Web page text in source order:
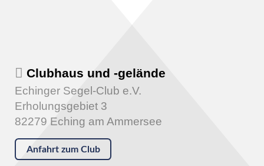
Clubhaus und -gelände
Echinger Segel-Club e.V.
Erholungsgebiet 3
82279 Eching am Ammersee
Anfahrt zum Club